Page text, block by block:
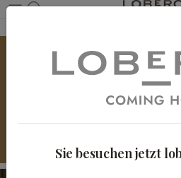
Märchenhafter
Sie besuchen jetzt